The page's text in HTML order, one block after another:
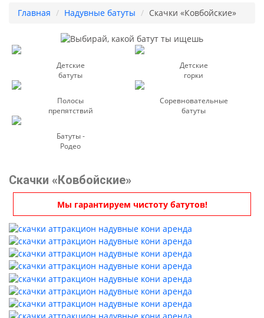
Главная Надувные батуты Скачки «Ковбойские»
Детские
батуты
Детские
горки
Полосы
препятствий
Соревновательные
батуты
Батуты -
Родео
Скачки «Ковбойские»
Мы гарантируем чистоту батутов!